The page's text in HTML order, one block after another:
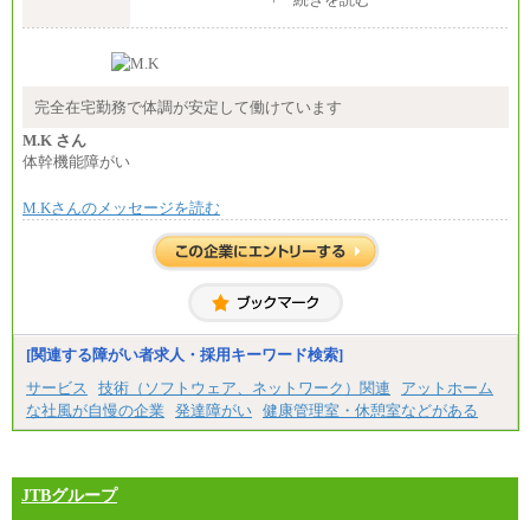
（５）月給147,800円以上（実働6時間）
時給 1,226円（実働4.5時間）
間額換算額）
・退職金相当手当 37円
ざいません。
完全在宅勤務で体調が安定して働けています
M.K さん
体幹機能障がい
M.Kさんのメッセージを読む
[関連する障がい者求人・採用キーワード検索]
サービス
技術（ソフトウェア、ネットワーク）関連
アットホーム
な社風が自慢の企業
発達障がい 健康管理室・休憩室などがある
JTBグループ